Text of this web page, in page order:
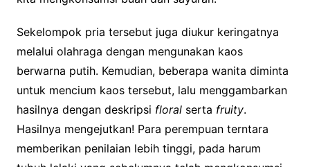
Sekelompok pria tersebut juga diukur keringatnya
melalui olahraga dengan mengunakan kaos
berwarna putih. Kemudian, beberapa wanita diminta
untuk mencium kaos tersebut, lalu menggambarkan
hasilnya dengan deskripsi floralserta fruity.
Hasilnya mengejutkan! Para perempuan terntara
memberikan penilaian lebih tinggi, pada harum